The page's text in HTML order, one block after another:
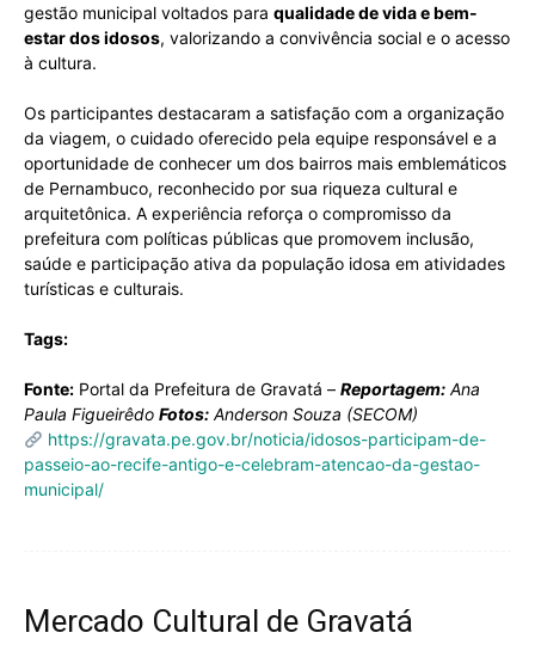
gestão municipal voltados para qualidade de vida e bem-
estar dos idosos, valorizando a convivência social e o acesso
à cultura.
Os participantes destacaram a satisfação com a organização
da viagem, o cuidado oferecido pela equipe responsável e a
oportunidade de conhecer um dos bairros mais emblemáticos
de Pernambuco, reconhecido por sua riqueza cultural e
arquitetônica. A experiência reforça o compromisso da
prefeitura com políticas públicas que promovem inclusão,
saúde e participação ativa da população idosa em atividades
turísticas e culturais.
Tags:
Fonte: Portal da Prefeitura de Gravatá – Reportagem: Ana
Paula Figueirêdo Fotos: Anderson Souza (SECOM)
https://gravata.pe.gov.br/noticia/idosos-participam-de-
passeio-ao-recife-antigo-e-celebram-atencao-da-gestao-
municipal/
Mercado Cultural de Gravatá